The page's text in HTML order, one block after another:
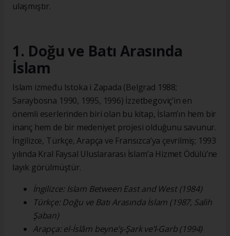
ulaşmıştır.
1. Doğu ve Batı Arasında
İslam
Islam između Istoka i Zapada (Belgrad 1988;
Saraybosna 1990, 1995, 1996) İzzetbegoviç’in en
önemli eserlerinden biri olan bu kitap, İslam’ın hem bir
inanç hem de bir medeniyet projesi olduğunu savunur.
İngilizce, Türkçe, Arapça ve Fransızca’ya çevrilmiş; 1993
yılında Kral Faysal Uluslararası İslam’a Hizmet Ödülü’ne
layık görülmüştür.
İngilizce: Islam Between East and West (1984)
Türkçe: Doğu ve Batı Arasında İslam (1987, Salih
Şaban)
Arapça: el-İslâm beyne’ş-Şark ve’l-Garb (1994)